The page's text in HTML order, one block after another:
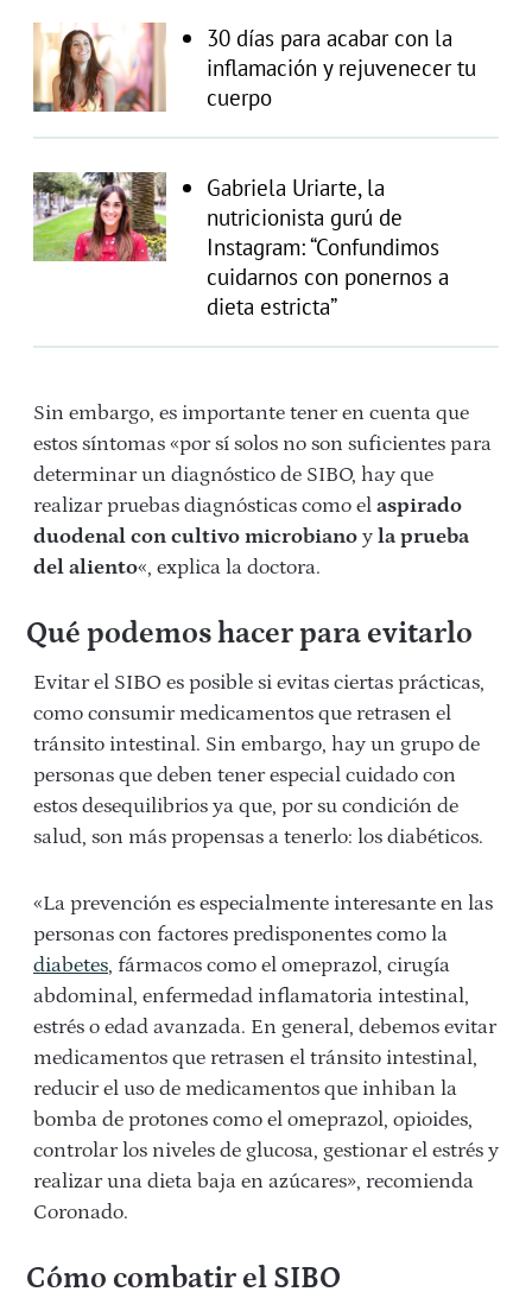
30 días para acabar con la
inflamación y rejuvenecer tu
cuerpo
Gabriela Uriarte, la
nutricionista gurú de
Instagram: “Confundimos
cuidarnos con ponernos a
dieta estricta”
Sin embargo, es importante tener en cuenta que
estos síntomas «por sí solos no son suficientes para
determinar un diagnóstico de SIBO, hay que
realizar pruebas diagnósticas como el aspirado
duodenal con cultivo microbiano y la prueba
del aliento«, explica la doctora.
Qué podemos hacer para evitarlo
Evitar el SIBO es posible si evitas ciertas prácticas,
como consumir medicamentos que retrasen el
tránsito intestinal. Sin embargo, hay un grupo de
personas que deben tener especial cuidado con
estos desequilibrios ya que, por su condición de
salud, son más propensas a tenerlo: los diabéticos.
«La prevención es especialmente interesante en las
personas con factores predisponentes como la
diabetes, fármacos como el omeprazol, cirugía
abdominal, enfermedad inflamatoria intestinal,
estrés o edad avanzada. En general, debemos evitar
medicamentos que retrasen el tránsito intestinal,
reducir el uso de medicamentos que inhiban la
bomba de protones como el omeprazol, opioides,
controlar los niveles de glucosa, gestionar el estrés y
realizar una dieta baja en azúcares», recomienda
Coronado.
Cómo combatir el SIBO